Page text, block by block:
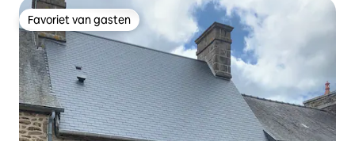
Favoriet van gasten
Favoriet van gasten